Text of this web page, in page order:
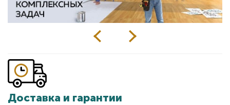
Доставка и гарантии